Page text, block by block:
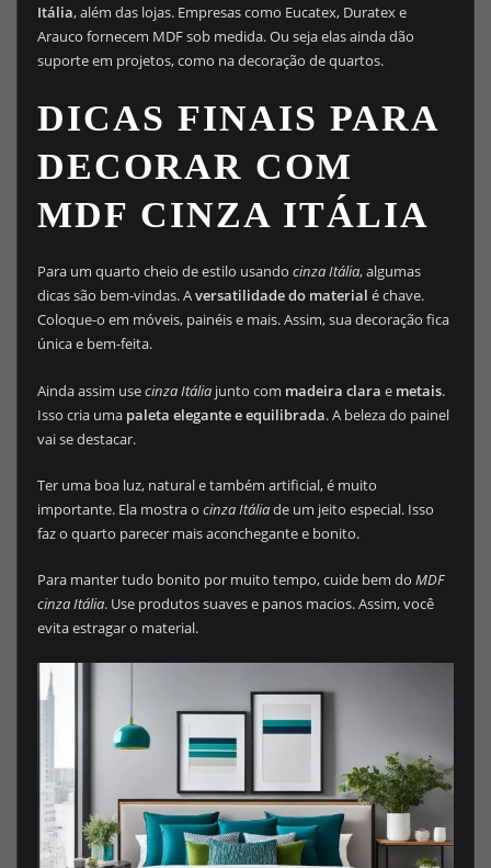
Itália, além das lojas. Empresas como Eucatex, Duratex e
Arauco fornecem MDF sob medida. Ou seja elas ainda dão
suporte em projetos, como na decoração de quartos.
DICAS FINAIS PARA
DECORAR COM
MDF CINZA ITÁLIA
Para um quarto cheio de estilo usando cinza Itália, algumas
dicas são bem-vindas. Aversatilidade do material é chave.
Coloque-o em móveis, painéis e mais. Assim, sua decoração fica
única e bem-feita.
Ainda assim usecinza Itáliajunto com madeira clara e metais.
Isso cria uma paleta elegante e equilibrada. A beleza do painel
vai se destacar.
Ter uma boa luz, natural e também artificial, é muito
importante. Ela mostra o cinza Itáliade um jeito especial. Isso
faz o quarto parecer mais aconchegante e bonito.
Para manter tudo bonito por muito tempo, cuide bem do MDF
cinza Itália. Use produtos suaves e panos macios. Assim, você
evita estragar o material.